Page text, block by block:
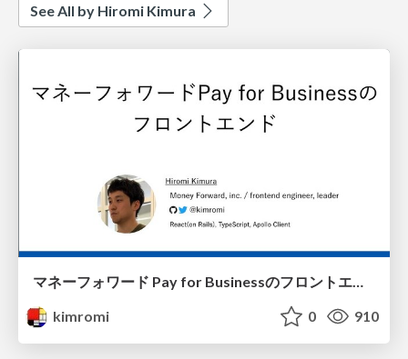
See All by Hiromi Kimura
マネーフォワード Pay for Businessのフロントエンド / Money Forward Pay for Business Frontend
kimromi
0 910